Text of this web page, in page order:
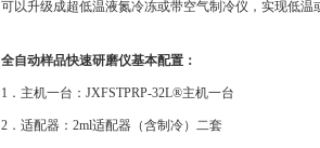
可以升级成超低温液氮冷冻或带空气制冷仪，实现低
全自动样品快速研磨仪基本配置：
1．主机一台：JXFSTPRP-32L®主机一台
2．适配器：2ml适配器（含制冷）二套